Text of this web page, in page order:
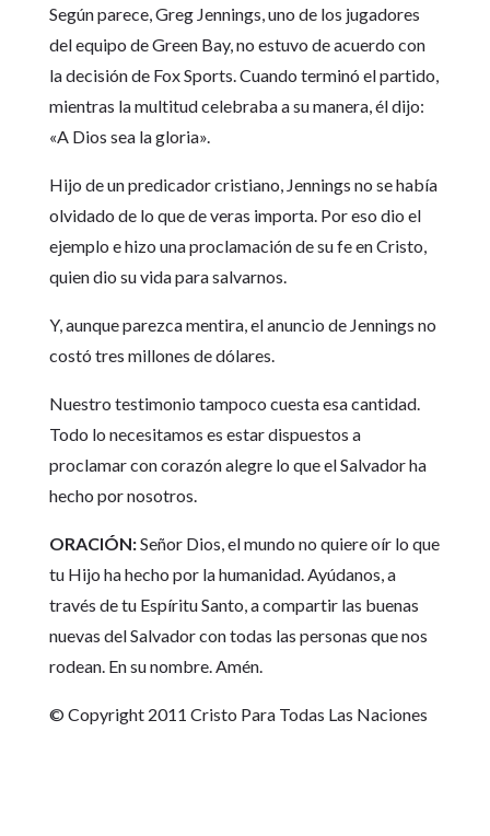
Según parece, Greg Jennings, uno de los jugadores
del equipo de Green Bay, no estuvo de acuerdo con
la decisión de Fox Sports. Cuando terminó el partido,
mientras la multitud celebraba a su manera, él dijo:
«A Dios sea la gloria».
Hijo de un predicador cristiano, Jennings no se había
olvidado de lo que de veras importa. Por eso dio el
ejemplo e hizo una proclamación de su fe en Cristo,
quien dio su vida para salvarnos.
Y, aunque parezca mentira, el anuncio de Jennings no
costó tres millones de dólares.
Nuestro testimonio tampoco cuesta esa cantidad.
Todo lo necesitamos es estar dispuestos a
proclamar con corazón alegre lo que el Salvador ha
hecho por nosotros.
ORACIÓN:Señor Dios, el mundo no quiere oír lo que
tu Hijo ha hecho por la humanidad. Ayúdanos, a
través de tu Espíritu Santo, a compartir las buenas
nuevas del Salvador con todas las personas que nos
rodean. En su nombre. Amén.
© Copyright 2011 Cristo Para Todas Las Naciones